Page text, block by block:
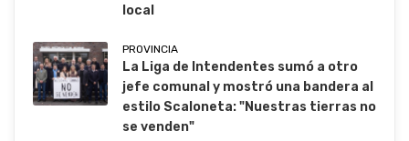
local
PROVINCIA
La Liga de Intendentes sumó a otro
jefe comunal y mostró una bandera al
estilo Scaloneta: "Nuestras tierras no
se venden"